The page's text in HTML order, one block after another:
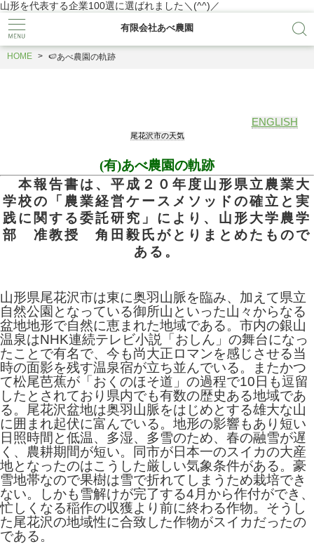
山形を代表する企業100選に選ばれました＼(^^)／
有限会社あべ農園
HOME 🍉あべ農園の軌跡
ENGLISH
尾花沢市の天気
(有)あべ農園の軌跡
本報告書は、平成２０年度山形県立農業大
学校の「農業経営ケースメソッドの確立と実
践に関する委託研究」により、山形大学農学
部 准教授 角田毅氏がとりまとめたもので
ある。
山形県尾花沢市は東に奥羽山脈を臨み、加えて県立
自然公園となっている御所山といった山々からなる
盆地地形で自然に恵まれた地域である。市内の銀山
温泉はNHK連続テレビ小説「おしん」の舞台になっ
たことで有名で、今も尚大正ロマンを感じさせる当
時の面影を残す温泉宿が立ち並んでいる。またかつ
て松尾芭蕉が「おくのほそ道」の過程で10日も逗留
したとされており県内でも有数の歴史ある地域であ
る。尾花沢盆地は奥羽山脈をはじめとする雄大な山
に囲まれ起伏に富んでいる。地形の影響もあり短い
日照時間と低温、多湿、多雪のため、春の融雪が遅
く、農耕期間が短い。同市が日本一のスイカの大産
地となったのはこうした厳しい気象条件がある。豪
雪地帯なので果樹は雪で折れてしまうため栽培でき
ない。しかも雪解けが完了する4月から作付ができ、
忙しくなる稲作の収獲より前に終わる作物。そうし
た尾花沢の地域性に合致した作物がスイカだったの
である。